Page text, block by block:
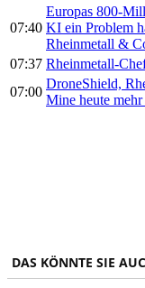
07:40
Europas 800-
KI ein Problem
Rheinmetall &
07:37 Rheinmetall-
07:00
DroneShield,
Mine heute